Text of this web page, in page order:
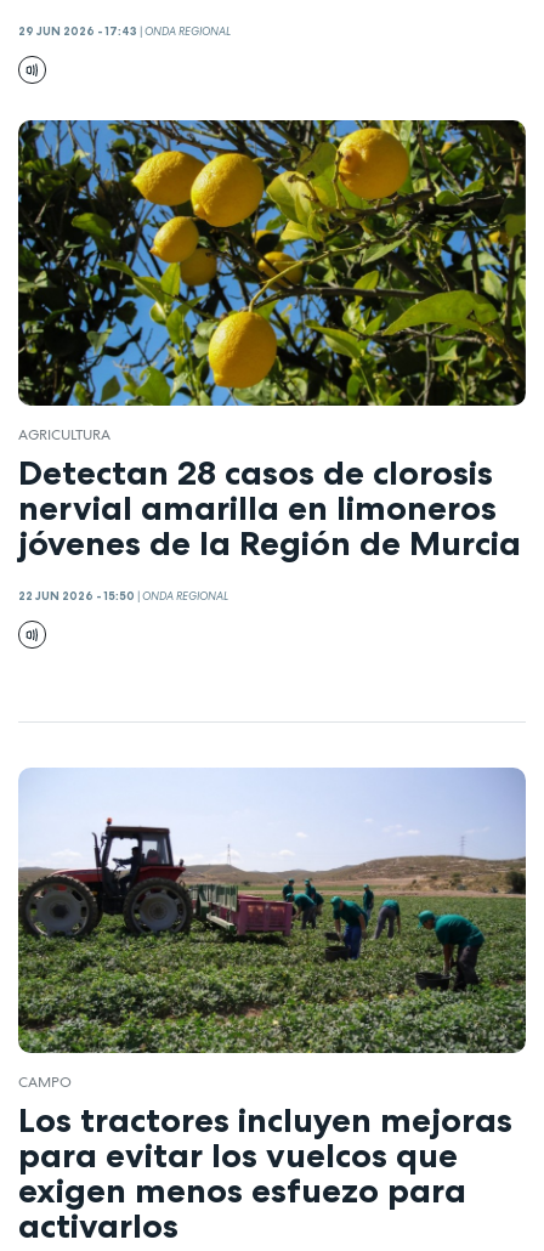
29 JUN 2026 - 17:43 ONDA REGIONAL
AGRICULTURA
Detectan 28 casos de clorosis
nervial amarilla en limoneros
jóvenes de la Región de Murcia
22 JUN 2026 - 15:50 |ONDA REGIONAL
CAMPO
Los tractores incluyen mejoras
para evitar los vuelcos que
exigen menos esfuezo para
activarlos